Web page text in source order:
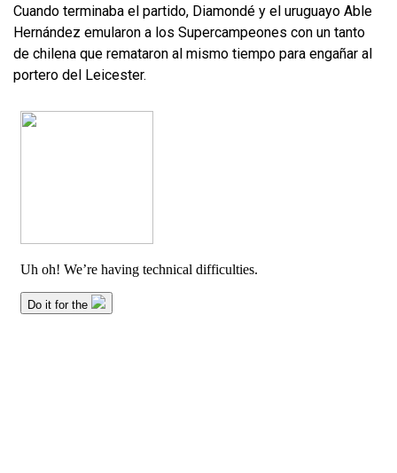
Cuando terminaba el partido, Diamondé y el uruguayo Able
Hernández emularon a los Supercampeones con un tanto
de chilena que remataron al mismo tiempo para engañar al
portero del Leicester.